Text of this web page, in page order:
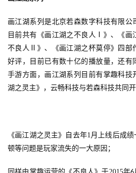
画江湖系列是北京若森数字科技有限公
目前共有《画江湖之不良人 Ⅰ》、《画
不良人Ⅱ》、《画江湖之杯莫停》四部
好评，目前已有数十亿的播放量，还有
手游方面，画江湖系列目前有掌趣科技
湖之灵主》，云畅科技与若森科技共同
《画江湖之灵主》自去年1月上线后成
顿等问题是玩家流失的一大原因；